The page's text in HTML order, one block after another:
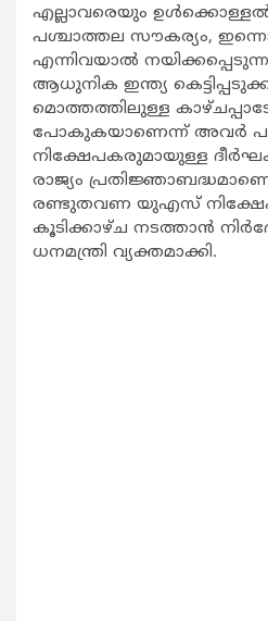
എല്ലാവരെയും
പശ്ചാത്തല സൗകര്യം,
എന്നിവയാല്‍
ആധുനിക ഇന്ത്യ
മൊത്തത്തിലുള്ള
പോകുകയാണെന്ന് അവര്‍
നിക്ഷേപകരുമായുള്ള
രാജ്യം
രണ്ടുതവണ യുഎസ്
കൂടിക്കാഴ്ച നടത്താന്‍
ധനമന്ത്രി വ്യക്തമാക്കി.